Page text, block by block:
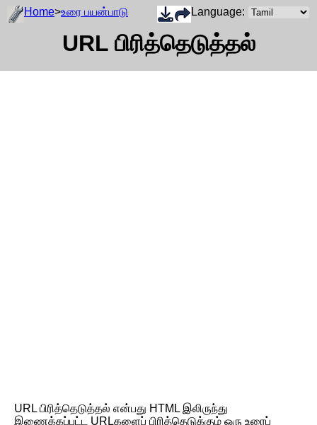
Home>உரை பயன்பாடு
URL பிரித்தெடுத்தல்
Language:
URL பிரித்தெடுத்தல் என்பது HTML இலிருந்து
இணைக்கப்பட்ட URLகளைப் பிரித்தெடுக்கும் ஒரு உரைப்